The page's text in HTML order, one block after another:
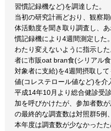
習慣記録機など)を調達した。
当初の研究計画どおり、観察
体活動度を聞き取り調査し、
慣記録機により4週間測定した
わたり変えないように指示し
者に市販oat bran食(シリアル
対象者に支給)を4週間摂取し
値(コレステロール値など)を介
平成14年10月より総合健診受
加を呼びかけたが、参加者数
の最終的な調査数は対照群5例
本年度は調査数が少なかった